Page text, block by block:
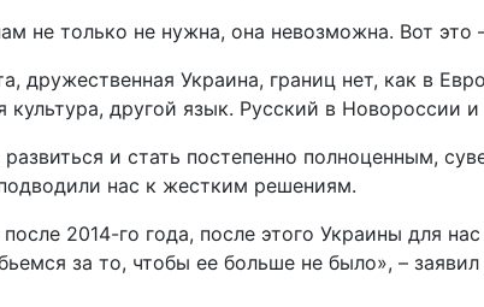
не только не нужна, она невозможна. Вот
Украина, границ нет, как в
другой язык. Русский в Новороссии и
и стать постепенно полноценным,
нас к жестким решениям.
2014-го года, после этого Украины для
за то, чтобы ее больше не было», – заявил